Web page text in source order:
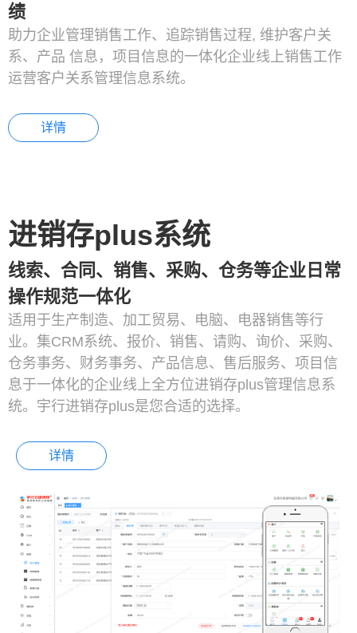
绩
助力企业管理销售工作、追踪销售过程, 维护客户关
系、产品 信息，项目信息的一体化企业线上销售工作
运营客户关系管理信息系统。
详情
进销存plus系统
线索、合同、销售、采购、仓务等企业日常
操作规范一体化
适用于生产制造、加工贸易、电脑、电器销售等行
业。集CRM系统、报价、销售、请购、询价、采购、
仓务事务、财务事务、产品信息、售后服务、项目信
息于一体化的企业线上全方位进销存plus管理信息系
统。宇行进销存plus是您合适的选择。
详情